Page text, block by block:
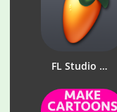
FL Studio Mobile